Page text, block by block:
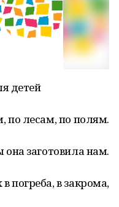
детей
по лесам, по полям.
заготовила нам.
погреба, в закрома,